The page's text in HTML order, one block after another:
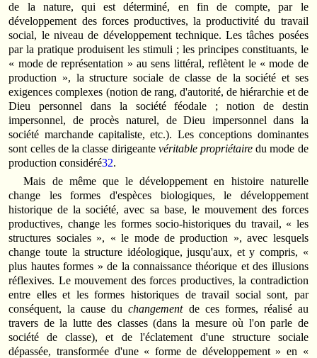
de la nature, qui est déterminé, en fin de compte, par le
développement des forces productives, la productivité du travail
social, le niveau de développement technique. Les tâches posées
par la pratique produisent les stimuli ; les principes constituants, le
« mode de représentation » au sens littéral, reflètent le « mode de
production », la structure sociale de classe de la société et ses
exigences complexes (notion de rang, d'autorité, de hiérarchie et de
Dieu personnel dans la société féodale ; notion de destin
impersonnel, de procès naturel, de Dieu impersonnel dans la
société marchande capitaliste, etc.). Les conceptions dominantes
sont celles de la classe dirigeante véritable propriétaire du mode de
production considéré32.
Mais de même que le développement en histoire naturelle
change les formes d'espèces biologiques, le développement
historique de la société, avec sa base, le mouvement des forces
productives, change les formes socio-historiques du travail, « les
structures sociales », « le mode de production », avec lesquels
change toute la structure idéologique, jusqu'aux, et y compris, «
plus hautes formes » de la connaissance théorique et des illusions
réflexives. Le mouvement des forces productives, la contradiction
entre elles et les formes historiques de travail social sont, par
conséquent, la cause duchangementde ces formes, réalisé au
travers de la lutte des classes (dans la mesure où l'on parle de
société de classe), et de l'éclatement d'une structure sociale
dépassée, transformée d'une « forme de développement » en «